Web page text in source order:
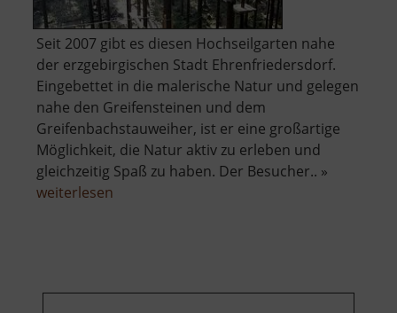
Seit 2007 gibt es diesen Hochseilgarten nahe
der erzgebirgischen Stadt Ehrenfriedersdorf.
Eingebettet in die malerische Natur und gelegen
nahe den Greifensteinen und dem
Greifenbachstauweiher, ist er eine großartige
Möglichkeit, die Natur aktiv zu erleben und
gleichzeitig Spaß zu haben. Der Besucher.. »
weiterlesen